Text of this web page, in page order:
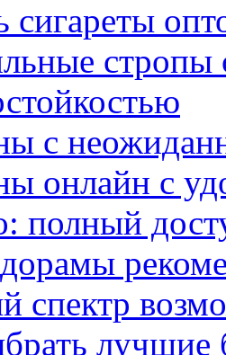
сигареты
с
онлайн с
полный
спектр